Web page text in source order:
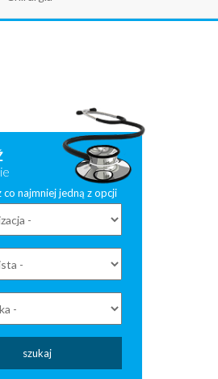
najmniej jedną z opcji
szukaj